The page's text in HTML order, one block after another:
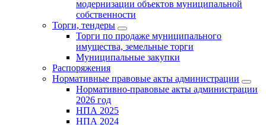
модернизации объектов муниципальной
собственности
Торги, тендеры
Торги по продаже муниципального
имущества, земельные торги
Муниципальные закупки
Распоряжения
Нормативные правовые акты администрации
Нормативно-правовые акты администрации
2026 год
НПА 2025
НПА 2024